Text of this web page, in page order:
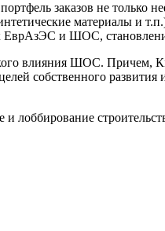
заказов не только
материалы и
ЕврАзЭС и ШОС,
влияния ШОС. Причем,
собственного развития